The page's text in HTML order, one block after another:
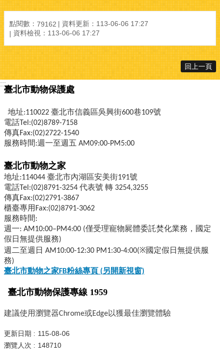
點閱數： 79162 資料更新： 113-06-06 17:27
資料檢視： 113-06-06 17:27
回上一頁
:::
臺北市動物保護處
地址:110022 臺北市信義區吳興街600巷109號
電話Tel:(02)8789-7158
傳真Fax:(02)2722-1540
服務時間:週一至週五 AM09:00-PM5:00
臺北市動物之家
地址:114044 臺北市內湖區安美街191號
電話Tel:(02)8791-3254 代表號 轉 3254,3255
傳真Fax:(02)2791-3867
櫃臺專用Fax:(02)8791-3062
服務時間:
週一: AM10:00–PM4:00 (僅受理寵物屍體委託焚化業務，國定
假日無提供服務)
週二至週日 AM10:00-12:30 PM1:30-4:00(※國定假日無提供服
務)
臺北市動物之家FB粉絲專頁 (另開新視窗)
臺北市動物保護專線 1959
建議使用瀏覽器Chrome或Edge以獲最佳瀏覽體驗
更新日期
115-08-06
瀏覽人次
148710